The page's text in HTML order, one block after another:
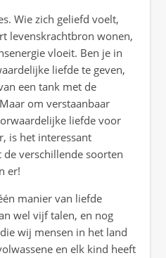
Wie zich geliefd voelt,
levenskrachtbron wonen,
vloeit. Ben je in
liefde te geven,
een tank met de
om verstaanbaar
liefde voor
is het interessant
verschillende soorten
er!
manier van liefde
wel vijf talen, en nog
wij mensen in het land
en elk kind heeft